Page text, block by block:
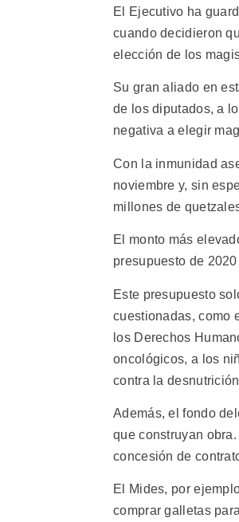
El Ejecutivo ha
cuando decidieron
elección de los
Su gran aliado en
de los diputados, a
negativa a elegir
Con la inmunidad
noviembre y, sin
millones de
El monto más
presupuesto de
Este presupuesto
cuestionadas, como
los Derechos
oncológicos, a los
contra la
Además, el fondo
que construyan
concesión de
El Mides, por
comprar galletas